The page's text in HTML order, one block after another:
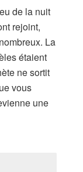
de la nuit
rejoint,
La
étaient
ne sortit
vous
une